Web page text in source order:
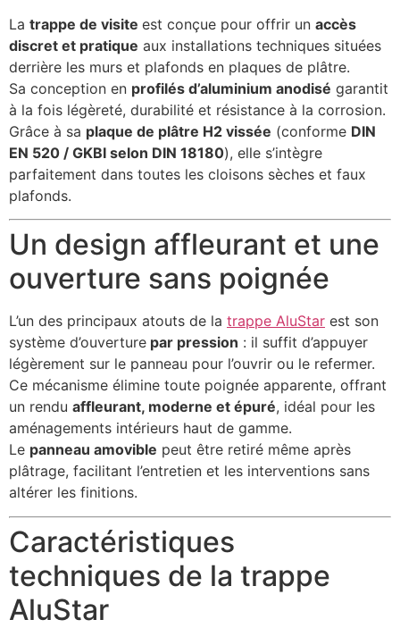
La trappe de visite est conçue pour offrir un accès
discret et pratique aux installations techniques situées
derrière les murs et plafonds en plaques de plâtre.
Sa conception en profilés d’aluminium anodisé garantit
à la fois légèreté, durabilité et résistance à la corrosion.
Grâce à sa plaque de plâtre H2 vissée (conforme DIN
EN 520 / GKBI selon DIN 18180), elle s’intègre
parfaitement dans toutes les cloisons sèches et faux
plafonds.
Un design affleurant et une
ouverture sans poignée
L’un des principaux atouts de la trappe AluStar est son
système d’ouverture par pression : il suffit d’appuyer
légèrement sur le panneau pour l’ouvrir ou le refermer.
Ce mécanisme élimine toute poignée apparente, offrant
un rendu affleurant, moderne et épuré, idéal pour les
aménagements intérieurs haut de gamme.
Le panneau amovible peut être retiré même après
plâtrage, facilitant l’entretien et les interventions sans
altérer les finitions.
Caractéristiques
techniques de la trappe
AluStar